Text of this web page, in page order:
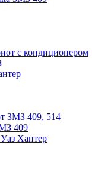
с кондиционером
ЗМЗ 409, 514
409
Хантер